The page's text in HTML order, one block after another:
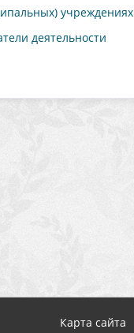
учреждениях
деятельности
Карта сайта